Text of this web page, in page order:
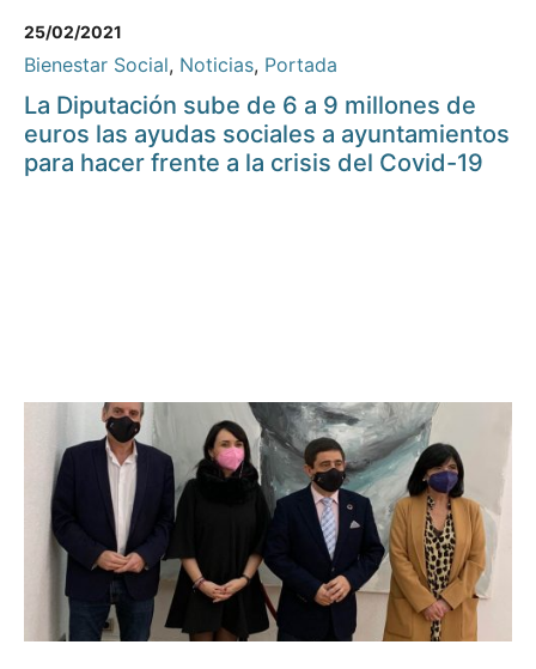
25/02/2021
Bienestar Social, Noticias, Portada
La Diputación sube de 6 a 9 millones de
euros las ayudas sociales a ayuntamientos
para hacer frente a la crisis del Covid-19